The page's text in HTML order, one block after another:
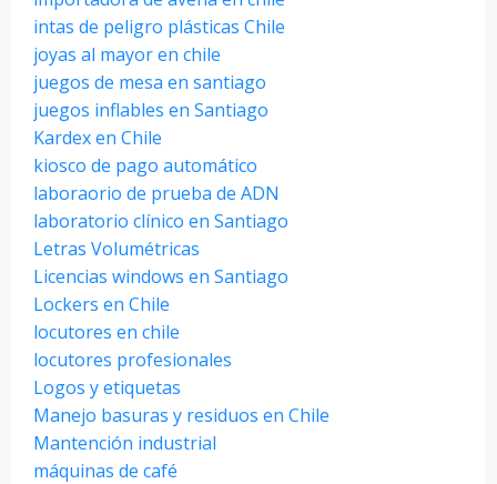
intas de peligro plásticas Chile
joyas al mayor en chile
juegos de mesa en santiago
juegos inflables en Santiago
Kardex en Chile
kiosco de pago automático
laboraorio de prueba de ADN
laboratorio clínico en Santiago
Letras Volumétricas
Licencias windows en Santiago
Lockers en Chile
locutores en chile
locutores profesionales
Logos y etiquetas
Manejo basuras y residuos en Chile
Mantención industrial
máquinas de café